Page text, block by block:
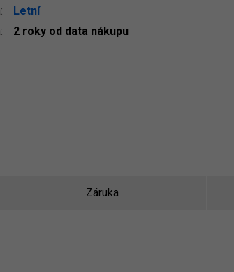
Letní
2 roky od data nákupu
Záruka